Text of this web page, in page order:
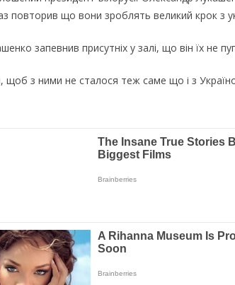
повторив що вони зроблять великий крок з
запевнив присутніх у залі, що він їх не
щоб з ними не сталося теж саме що і з